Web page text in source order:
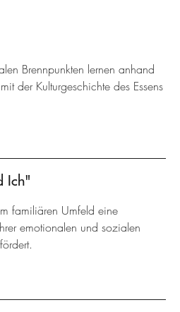
Brennpunkten lernen anhand
der Kulturgeschichte des Essens
Ich"
familiären Umfeld eine
emotionalen und sozialen